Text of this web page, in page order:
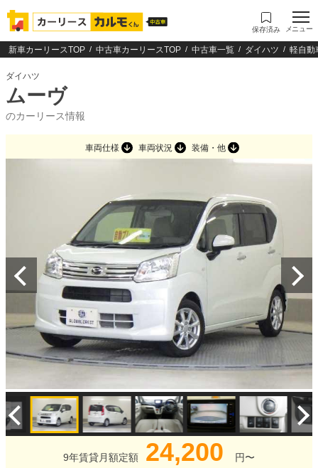
保存済み メニュー
新車カーリースTOP 中古車カーリースTOP 中古車一覧 ダイハツ 軽自動
ダイハツ
ムーヴ
のカーリース情報
車両仕様 車両状況 装備・他
9年賃貸月額定額 24,200 円〜